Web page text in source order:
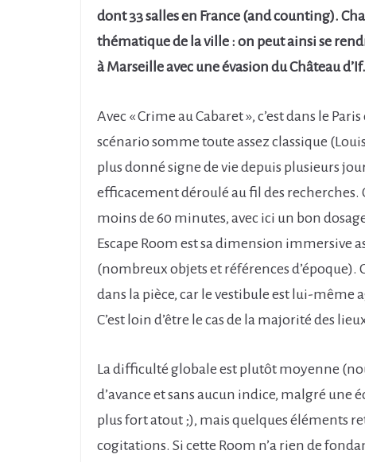
dont 33 salles en France (and counting).
thématique de la ville : on peut ainsi se
à Marseille avec une évasion du Château
Avec « Crime au Cabaret », c’est dans le
scénario somme toute assez classique
plus donné signe de vie depuis plusieurs
efficacement déroulé au fil des recherches.
moins de 60 minutes, avec ici un bon
Escape Room est sa dimension immersive
(nombreux objets et références d’époque).
dans la pièce, car le vestibule est lui-même
C’est loin d’être le cas de la majorité des
La difficulté globale est plutôt moyenne
d’avance et sans aucun indice, malgré une
plus fort atout ;), mais quelques éléments
cogitations. Si cette Room n’a rien de